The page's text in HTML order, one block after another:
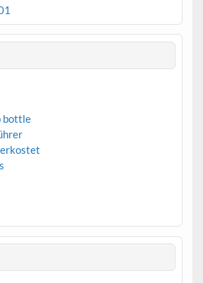
bottle